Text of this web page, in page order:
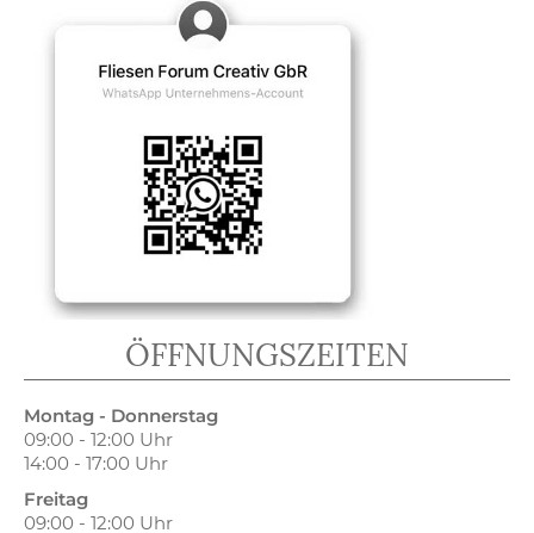
ÖFFNUNGSZEITEN
Montag - Donnerstag
09:00 - 12:00 Uhr
14:00 - 17:00 Uhr
Freitag
09:00 - 12:00 Uhr